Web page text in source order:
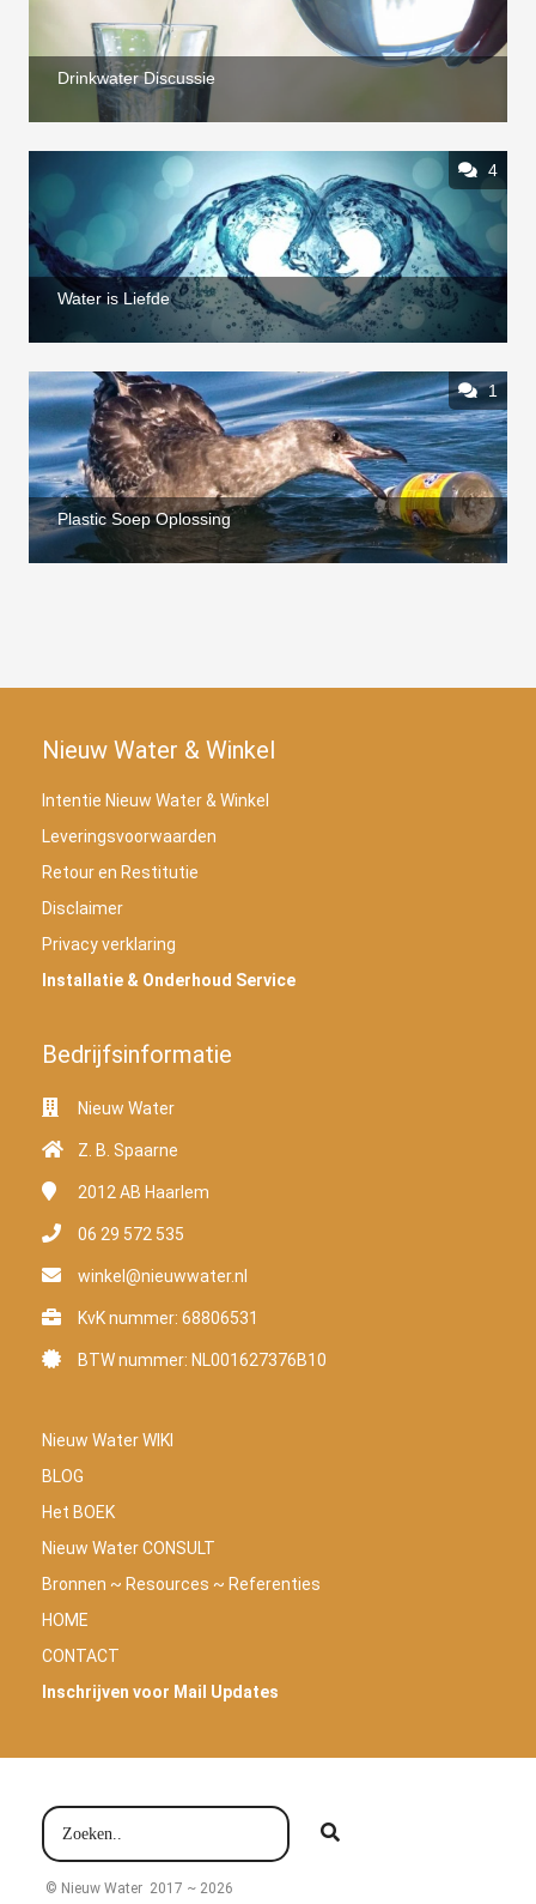
Drinkwater Discussie
4
Water is Liefde
1
Plastic Soep Oplossing
Nieuw Water & Winkel
Intentie Nieuw Water & Winkel
Leveringsvoorwaarden
Retour en Restitutie
Disclaimer
Privacy verklaring
Installatie & Onderhoud Service
Bedrijfsinformatie
Nieuw Water
Z. B. Spaarne
2012 AB Haarlem
06 29 572 535
winkel@nieuwwater.nl
KvK nummer: 68806531
BTW nummer: NL001627376B10
Nieuw Water WIKI
BLOG
Het BOEK
Nieuw Water CONSULT
Bronnen ~ Resources ~ Referenties
HOME
CONTACT
Inschrijven voor Mail Updates
© Nieuw Water 2017 ~ 2026